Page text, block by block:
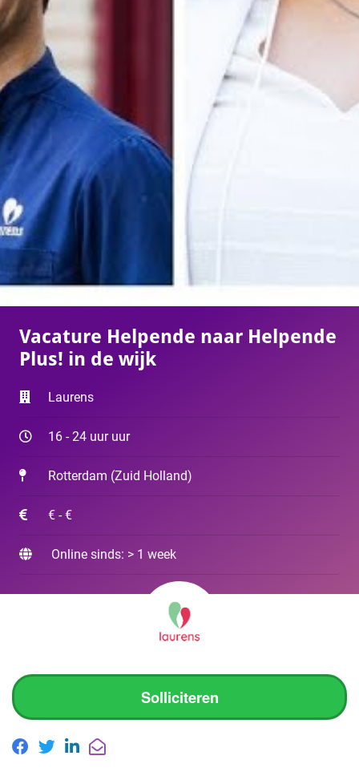
Vacature Helpende naar Helpende
Plus! in de wijk
Laurens
16 - 24 uur uur
Rotterdam (Zuid Holland)
€ - €
Online sinds: > 1 week
Solliciteren